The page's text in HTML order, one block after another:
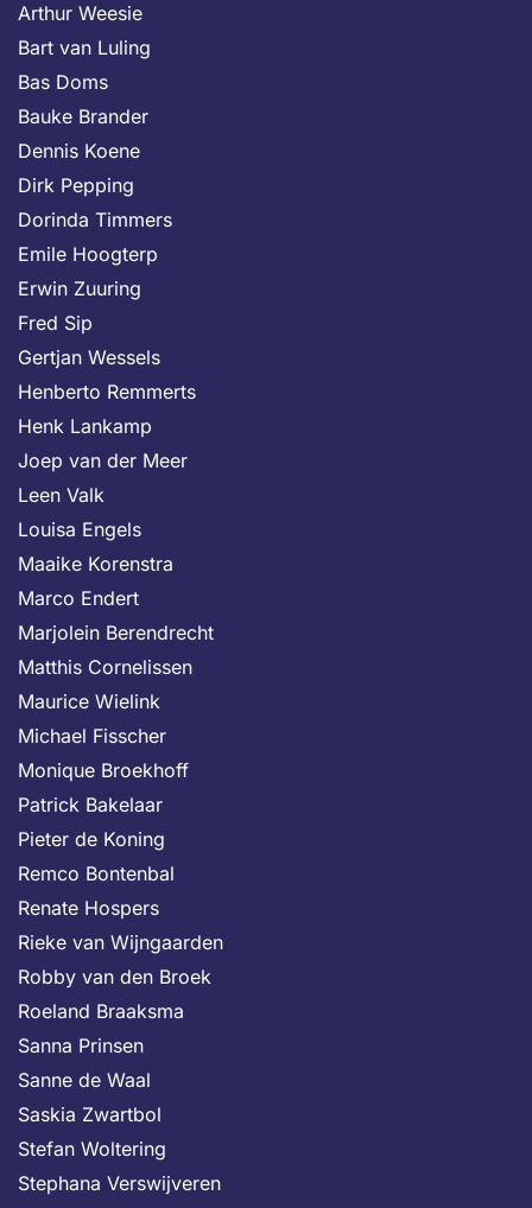
Arthur Weesie
Bart van Luling
Bas Doms
Bauke Brander
Dennis Koene
Dirk Pepping
Dorinda Timmers
Emile Hoogterp
Erwin Zuuring
Fred Sip
Gertjan Wessels
Henberto Remmerts
Henk Lankamp
Joep van der Meer
Leen Valk
Louisa Engels
Maaike Korenstra
Marco Endert
Marjolein Berendrecht
Matthis Cornelissen
Maurice Wielink
Michael Fisscher
Monique Broekhoff
Patrick Bakelaar
Pieter de Koning
Remco Bontenbal
Renate Hospers
Rieke van Wijngaarden
Robby van den Broek
Roeland Braaksma
Sanna Prinsen
Sanne de Waal
Saskia Zwartbol
Stefan Woltering
Stephana Verswijveren